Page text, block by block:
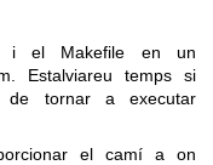
i el Makefile en un
Estalviareu temps si
de tornar a executar
el camí a on